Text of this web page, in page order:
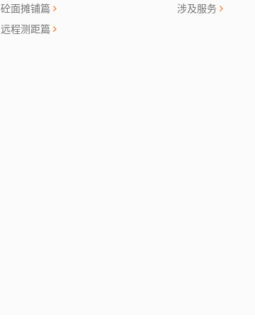
砼面摊铺篇
远程测距篇
涉及服务